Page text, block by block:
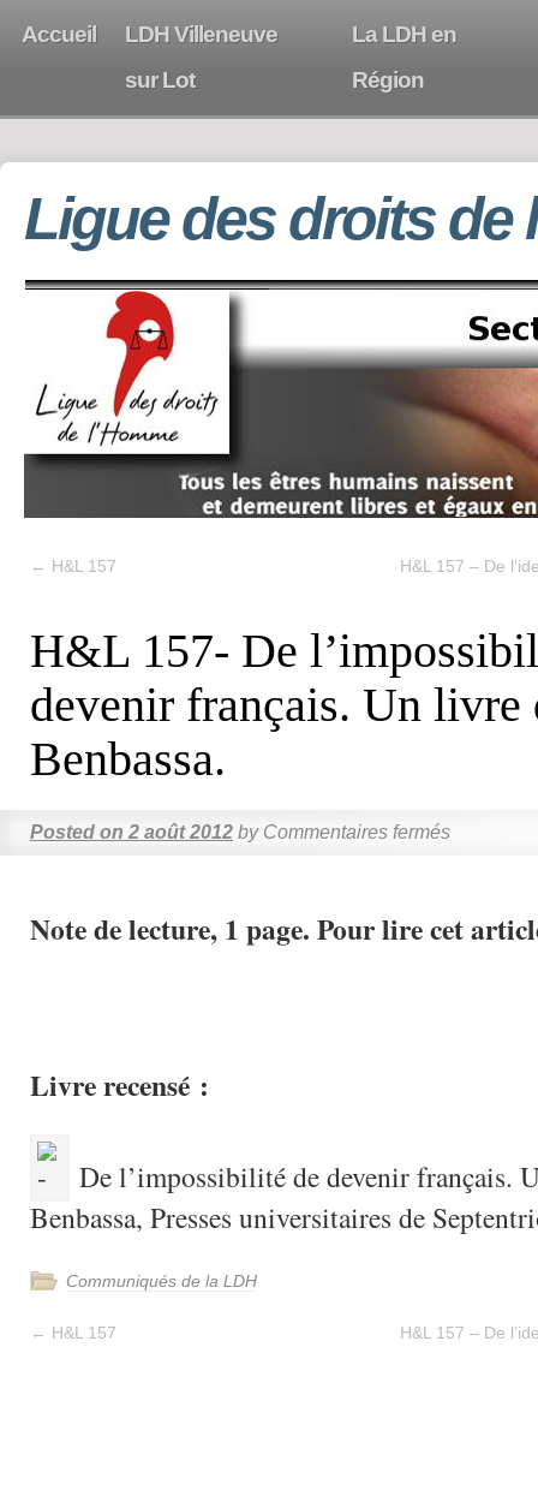
Accueil
LDH Villeneuve
sur Lot
La LDH en
Région
Ligue des droits de
← H&L 157 H&L 157 – De
H&L 157- De
devenir français. Un livre
Benbassa.
Posted on 2 août 2012 by Commentaires fermés
Note de lecture, 1 page. Pour lire cet
Livre recensé :
De l’impossibilité de devenir français.
Benbassa, Presses universitaires de
Communiqués de la LDH
← H&L 157 H&L 157 – De